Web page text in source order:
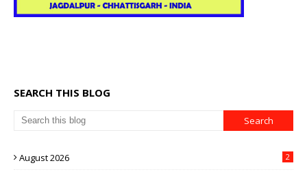
SEARCH THIS BLOG
August 2026 2